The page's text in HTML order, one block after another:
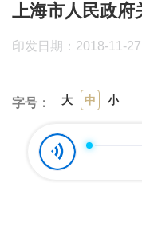
上海市人民政府
印发日期：2018-11-
字号： 大 中 小